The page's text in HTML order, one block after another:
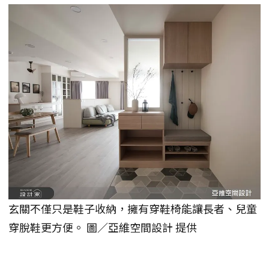
玄關不僅只是鞋子收納，擁有穿鞋椅能讓長者、兒童
穿脫鞋更方便。 圖／亞維空間設計 提供